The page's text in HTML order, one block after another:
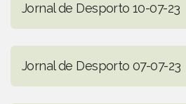
Jornal de Desporto 10-07-23
Jornal de Desporto 07-07-23